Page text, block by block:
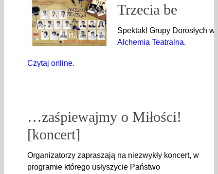
Trzecia be
Spektakl Grupy Dorosłych
Alchemia Teatralna.
Czytaj online.
…zaśpiewajmy o Miłości!
[koncert]
Organizatorzy zapraszają na niezwykły koncert, w
programie którego usłyszycie Państwo